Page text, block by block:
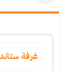
غرفة